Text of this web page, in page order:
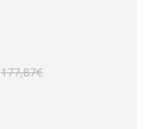
177,87€